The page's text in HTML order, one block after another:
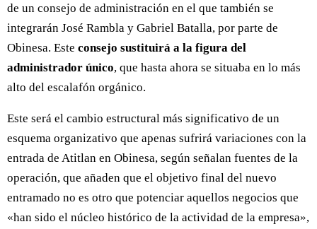
de un consejo de administración en el que también se
integrarán José Rambla y Gabriel Batalla, por parte de
Obinesa. Este consejo sustituirá a la figura del
administrador único, que hasta ahora se situaba en lo más
alto del escalafón orgánico.
Este será el cambio estructural más significativo de un
esquema organizativo que apenas sufrirá variaciones con la
entrada de Atitlan en Obinesa, según señalan fuentes de la
operación, que añaden que el objetivo final del nuevo
entramado no es otro que potenciar aquellos negocios que
«han sido el núcleo histórico de la actividad de la empresa»,